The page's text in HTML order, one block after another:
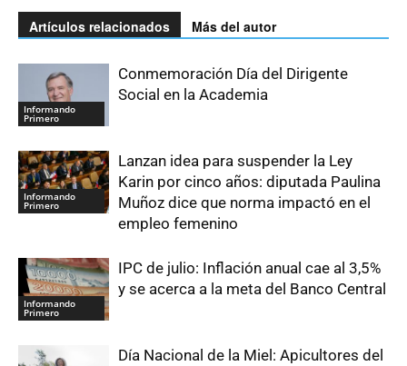
Artículos relacionados Más del autor
Informando
Primero
Conmemoración Día del Dirigente
Social en la Academia
Informando
Primero
Lanzan idea para suspender la Ley
Karin por cinco años: diputada Paulina
Muñoz dice que norma impactó en el
empleo femenino
Informando
Primero
IPC de julio: Inflación anual cae al 3,5%
y se acerca a la meta del Banco Central
Día Nacional de la Miel: Apicultores del